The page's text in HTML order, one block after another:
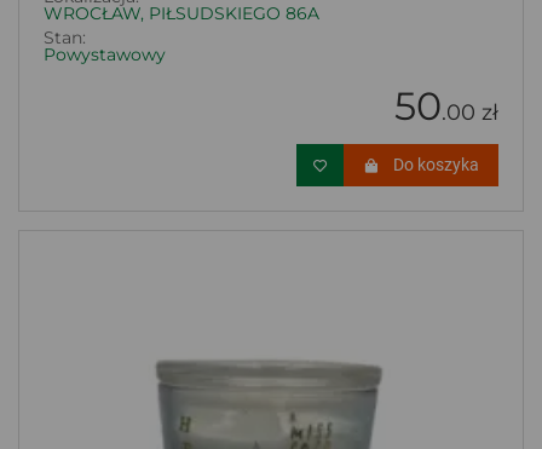
WROCŁAW, PIŁSUDSKIEGO 86A
Stan:
Powystawowy
50.00 zł
Do koszyka